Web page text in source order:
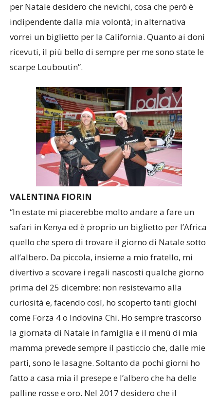
per Natale desidero che nevichi, cosa che però è
indipendente dalla mia volontà; in alternativa
vorrei un biglietto per la California. Quanto ai doni
ricevuti, il più bello di sempre per me sono state le
scarpe Louboutin”.
VALENTINA FIORIN
“In estate mi piacerebbe molto andare a fare un
safari in Kenya ed è proprio un biglietto per l’Africa
quello che spero di trovare il giorno di Natale sotto
all’albero. Da piccola, insieme a mio fratello, mi
divertivo a scovare i regali nascosti qualche giorno
prima del 25 dicembre: non resistevamo alla
curiosità e, facendo così, ho scoperto tanti giochi
come Forza 4 o Indovina Chi. Ho sempre trascorso
la giornata di Natale in famiglia e il menù di mia
mamma prevede sempre il pasticcio che, dalle mie
parti, sono le lasagne. Soltanto da pochi giorni ho
fatto a casa mia il presepe e l’albero che ha delle
palline rosse e oro. Nel 2017 desidero che il